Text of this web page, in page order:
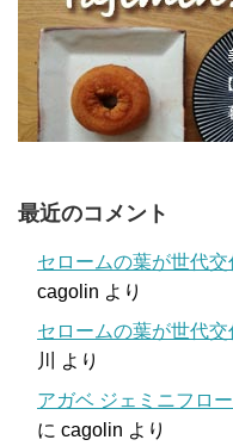
最近のコメント
セロームの葉が世代
cagolin より
セロームの葉が世代
川
より
アガベ ジェミニフロ
に cagolin より